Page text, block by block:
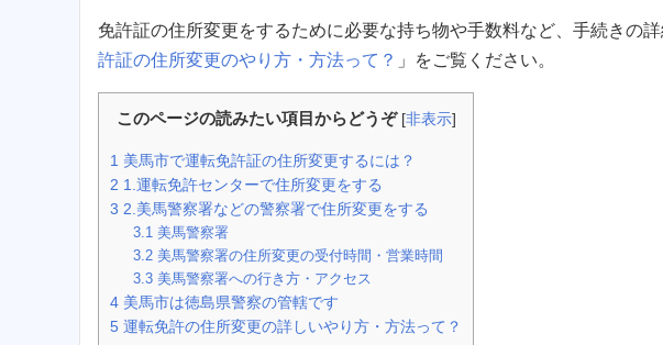
免許証の住所変更をするために必要な持ち物や手数料など、手続きの
許証の住所変更のやり方・方法って？ 」をご覧ください。
このページの読みたい項目からどうぞ [非表示]
1 美馬市で運転免許証の住所変更するには？
2 1.運転免許センターで住所変更をする
3 2.美馬警察署などの警察署で住所変更をする
3.1 美馬警察署
3.2 美馬警察署の住所変更の受付時間・営業時間
3.3 美馬警察署への行き方・アクセス
4 美馬市は徳島県警察の管轄です
5 運転免許の住所変更の詳しいやり方・方法って？